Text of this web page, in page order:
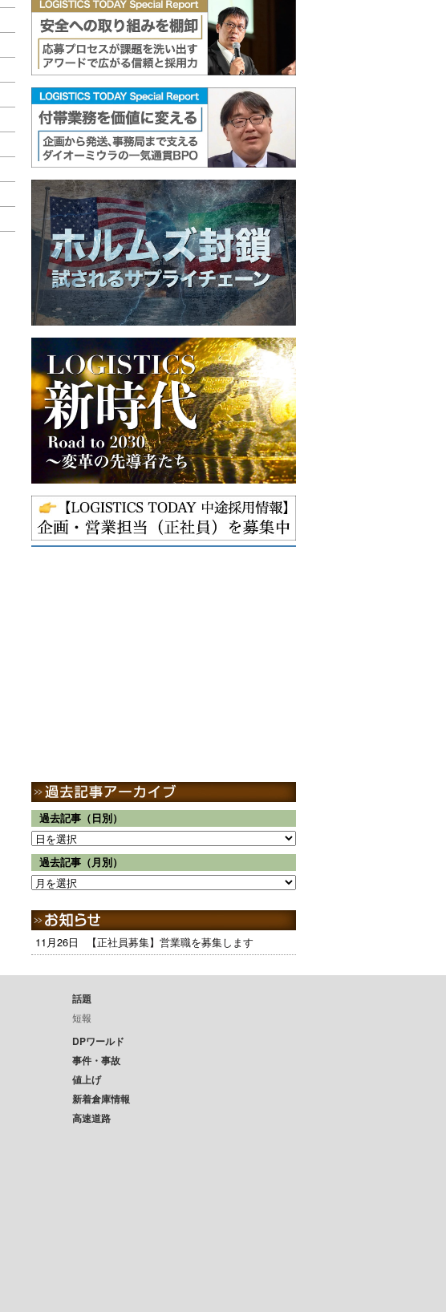
過去記事（日別）
過去記事（月別）
11月26日 【正社員募集】営業職を募集します
話題
短報
DPワールド
事件・事故
値上げ
新着倉庫情報
高速道路